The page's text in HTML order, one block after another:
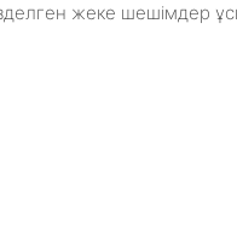
жеке шешімдер